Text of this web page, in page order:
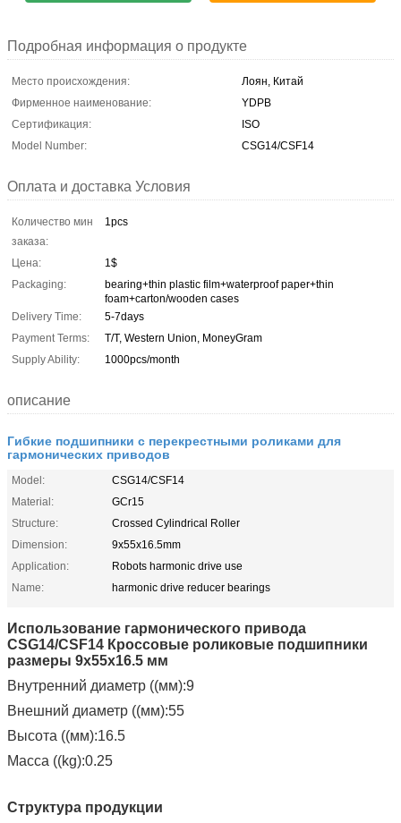
Подробная информация о продукте
Место происхождения:
Лоян, Китай
Фирменное наименование:
YDPB
Сертификация:
ISO
Model Number:
CSG14/CSF14
Оплата и доставка Условия
Количество мин
заказа:
1pcs
Цена:
1$
Packaging:
bearing+thin plastic film+waterproof paper+thin
foam+carton/wooden cases
Delivery Time:
5-7days
Payment Terms:
T/T, Western Union, MoneyGram
Supply Ability:
1000pcs/month
описание
Гибкие подшипники с перекрестными роликами для
гармонических приводов
Model:
CSG14/CSF14
Material:
GCr15
Structure:
Crossed Cylindrical Roller
Dimension:
9x55x16.5mm
Application:
Robots harmonic drive use
Name:
harmonic drive reducer bearings
Использование гармонического привода
CSG14/CSF14 Кроссовые роликовые подшипники
размеры 9x55x16.5 мм
Внутренний диаметр ((мм):9
Внешний диаметр ((мм):55
Высота ((мм):16.5
Масса ((kg):0.25
Структура продукции